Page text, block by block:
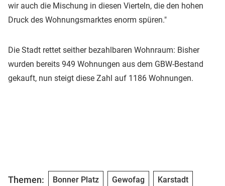
wir auch die Mischung in diesen Vierteln, die den hohen
Druck des Wohnungsmarktes enorm spüren."
Die Stadt rettet seither bezahlbaren Wohnraum: Bisher
wurden bereits 949 Wohnungen aus dem GBW-Bestand
gekauft, nun steigt diese Zahl auf 1186 Wohnungen.
Themen: Bonner Platz Gewofag Karstadt